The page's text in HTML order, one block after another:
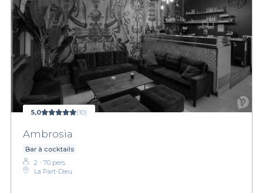
5,0 (10)
Ambrosia
Bar à cocktails
2 - 70 pers.
La Part-Dieu